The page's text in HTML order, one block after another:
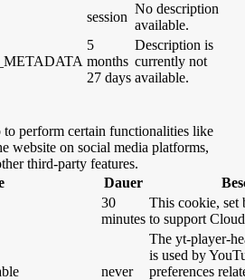
session
No description
available.
5
months
27 days
Description is
currently not
available.
perform certain functionalities like
website on social media platforms,
third-party features.
Dauer
30
minutes
This cookie, set
to support
never
The yt-player-
is used by
preferences